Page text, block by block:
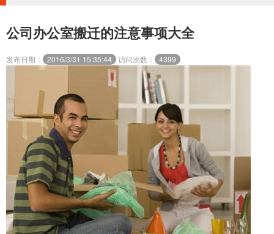
公司办公室搬迁的注意事项大全
发布日期： 2016/3/31 15:35:44 访问次数： 4399